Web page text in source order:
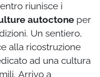
riunisce i
autoctone per
Un sentiero,
alla ricostruzione
ad una cultura
Arrivo a